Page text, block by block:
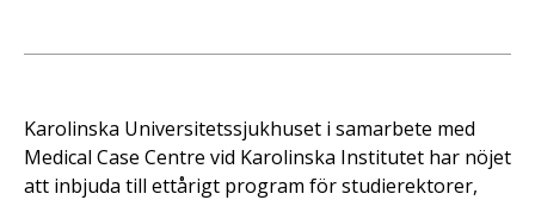
Karolinska Universitetssjukhuset i samarbete med
Medical Case Centre vid Karolinska Institutet har nöjet
att inbjuda till ettårigt program för studierektorer,